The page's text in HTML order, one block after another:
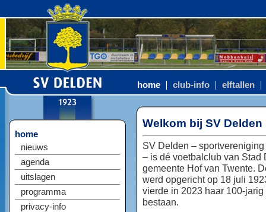
home club-info elftallen
home
nieuws
agenda
uitslagen
programma
privacy-info
Welkom bij SV Delden
SV Delden –
– is dé voetbalclub van Stad
gemeente Hof van Twente.
werd opgericht op 18 juli
vierde in 2023 haar 100-jarig
bestaan.